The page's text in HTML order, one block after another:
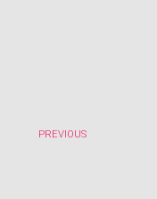
PREVIOUS